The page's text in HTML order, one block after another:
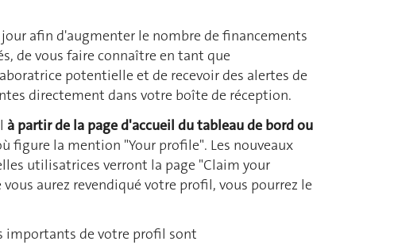
afin d'augmenter le nombre de financements
de vous faire connaître en tant que
potentielle et de recevoir des alertes de
directement dans votre boîte de réception.
à partir de la page d'accueil du tableau de bord ou
figure la mention "Your profile". Les nouveaux
utilisatrices verront la page "Claim your
aurez revendiqué votre profil, vous pourrez le
importants de votre profil sont